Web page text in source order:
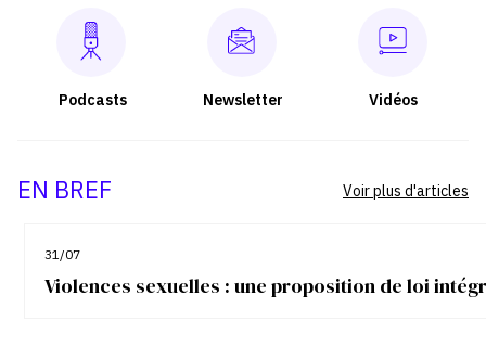
Podcasts Newsletter Vidéos
EN BREF
31/07
Violences sexuelles : une proposition de loi
Voir plus d'articles